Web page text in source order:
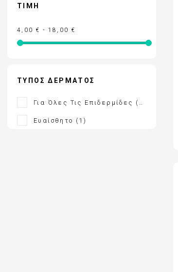
ΕΝΤΟΜΟΑΠΩΘΗΤΙΚΑ
FREZYDERM ΑΔΥΝΑΤΙΣΜΑ
ΤΙΜΉ
4,00 € - 18,00 €
ΤΎΠΟΣ ΔΈΡΜΑΤΟΣ
Για Όλες Τις Επιδερμίδες (1)
Ευαίσθητο (1)